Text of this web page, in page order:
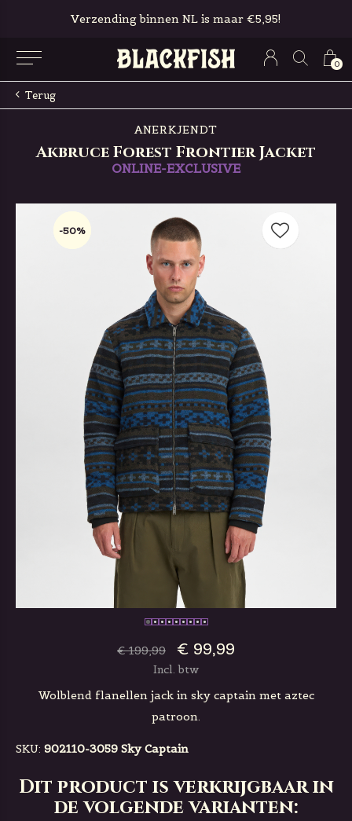
0
Verzending binnen NL is maar €5,95!
Terug
ANERKJENDT
Akbruce Forest Frontier Jacket
ONLINE-EXCLUSIVE
-50%
-50%
€ 199,99 € 99,99
Incl. btw
Wolblend flanellen jack in sky captain met aztec
patroon.
SKU: 902110-3059 Sky Captain
Dit product is verkrijgbaar in
de volgende varianten: